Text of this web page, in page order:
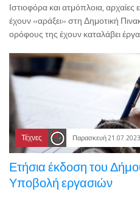
Ιστιοφόρα και ατμόπλοια, αρχαίες
έχουν «αράξει» στη Δημοτική
ορόφους της έχουν καταλάβει
Τέχνες Παρασκευή 21.07.2023
Ετήσια έκδοση του
Υποβολή εργασιών